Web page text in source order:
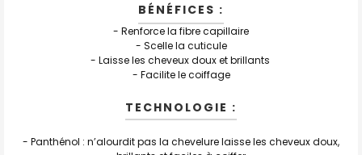
BÉNÉFICES :
- Renforce la fibre capillaire
- Scelle la cuticule
- Laisse les cheveux doux et brillants
- Facilite le coiffage
TECHNOLOGIE :
- Panthénol : n’alourdit pas la chevelure laisse les cheveux doux,